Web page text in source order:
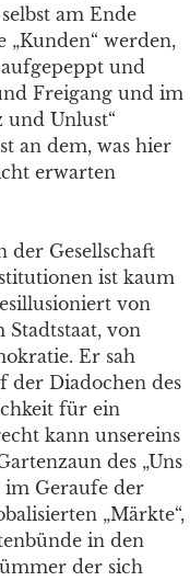
am Ende
werden,
und
Freigang und im
und Unlust“
an dem, was hier
erwarten
der Gesellschaft
ist kaum
von
Stadtstaat, von
Er sah
der Diadochen des
für ein
kann unsereins
des „Uns
im Geraufe der
„Märkte“,
in den
der sich